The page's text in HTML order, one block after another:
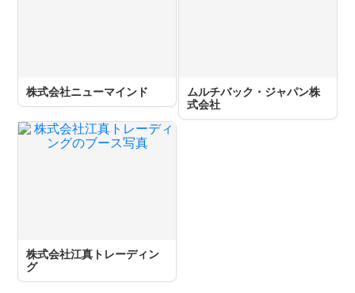
株式会社ニューマインド
ムルチバック・ジャパン株
式会社
株式会社江真トレーディン
グ